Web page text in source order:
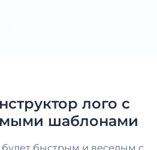
лого с
шаблонами
будет быстрым и веселым с